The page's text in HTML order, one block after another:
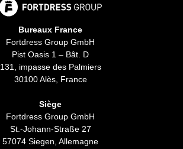
Bureaux France
Fortdress Group GmbH
Pist Oasis 1 – Bât. D
131, impasse des Palmiers
30100 Alès, France
Siège
Fortdress Group GmbH
St.-Johann-Straße 27
57074 Siegen, Allemagne